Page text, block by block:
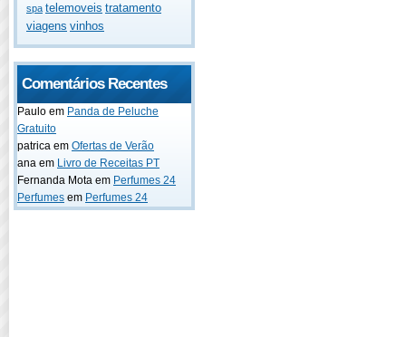
spa telemoveis tratamento
viagens vinhos
Comentários Recentes
Paulo em Panda de Peluche
Gratuito
patrica em Ofertas de Verão
ana em Livro de Receitas PT
Fernanda Mota em Perfumes 24
Perfumes em Perfumes 24